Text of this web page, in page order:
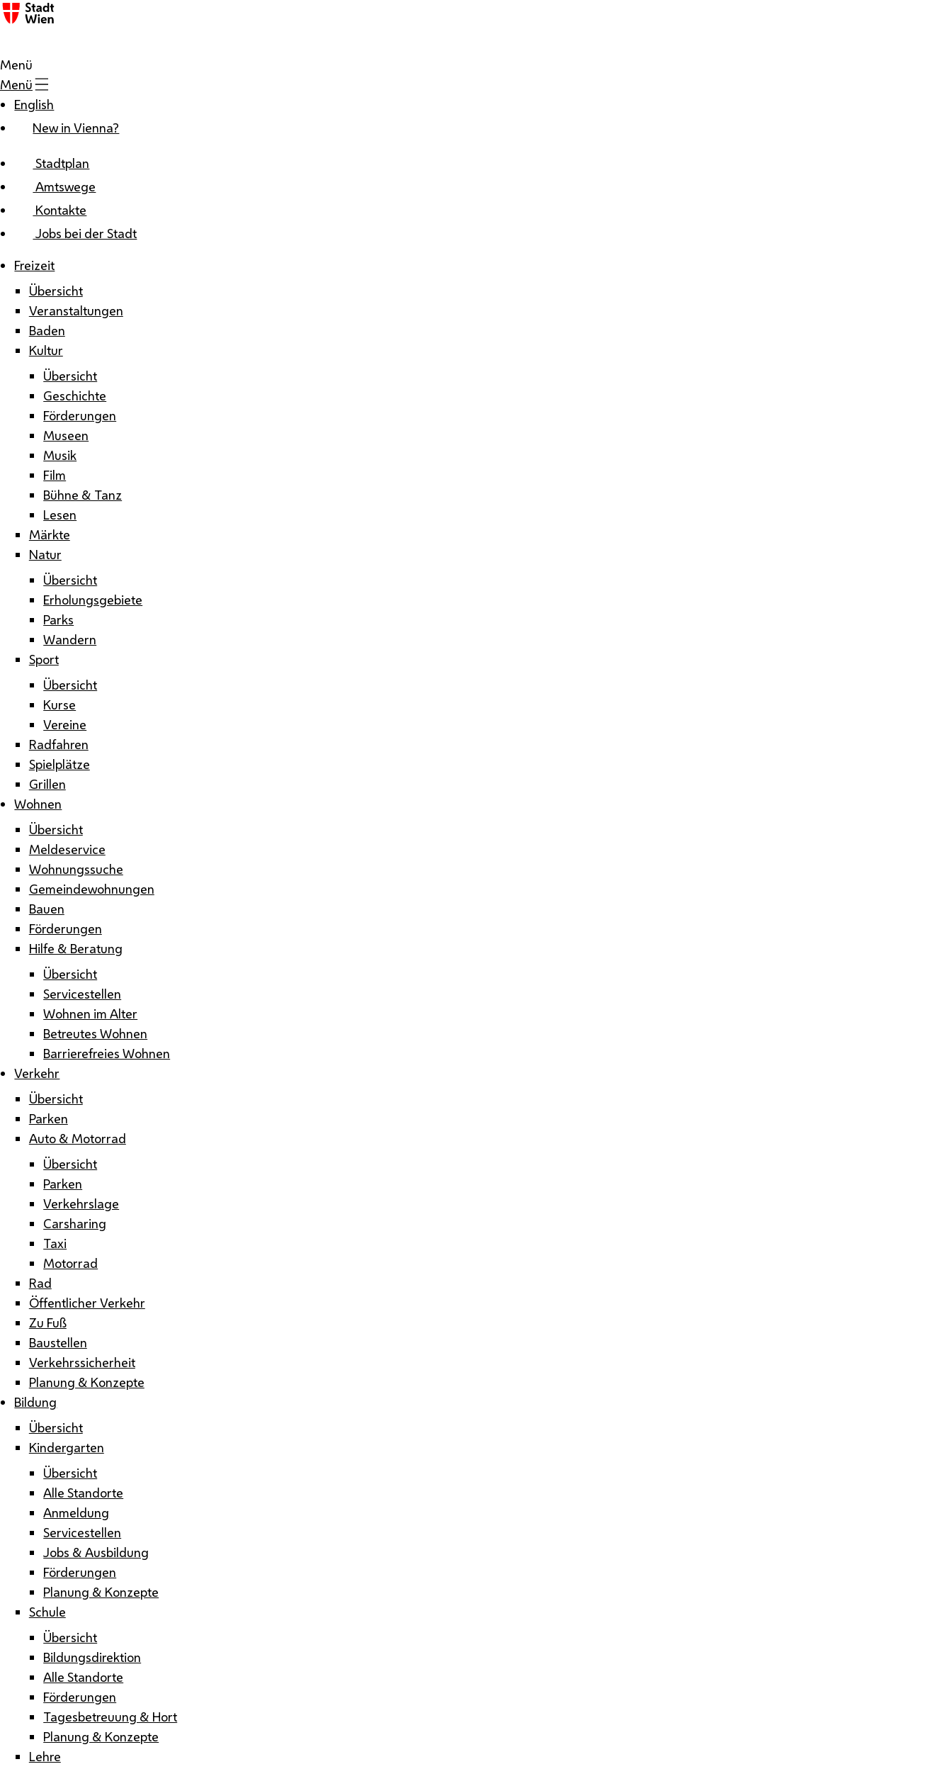
Zum Inhalt
Menü
Menü
English
New in Vienna?
Stadtplan
Amtswege
Kontakte
Jobs bei der Stadt
Freizeit
Übersicht
Veranstaltungen
Baden
Kultur
Übersicht
Geschichte
Förderungen
Museen
Musik
Film
Bühne & Tanz
Lesen
Märkte
Natur
Übersicht
Erholungsgebiete
Parks
Wandern
Sport
Übersicht
Kurse
Vereine
Radfahren
Spielplätze
Grillen
Wohnen
Übersicht
Meldeservice
Wohnungssuche
Gemeindewohnungen
Bauen
Förderungen
Hilfe & Beratung
Übersicht
Servicestellen
Wohnen im Alter
Betreutes Wohnen
Barrierefreies Wohnen
Verkehr
Übersicht
Parken
Auto & Motorrad
Übersicht
Parken
Verkehrslage
Carsharing
Taxi
Motorrad
Rad
Öffentlicher Verkehr
Zu Fuß
Baustellen
Verkehrssicherheit
Planung & Konzepte
Bildung
Übersicht
Kindergarten
Übersicht
Alle Standorte
Anmeldung
Servicestellen
Jobs & Ausbildung
Förderungen
Planung & Konzepte
Schule
Übersicht
Bildungsdirektion
Alle Standorte
Förderungen
Tagesbetreuung & Hort
Planung & Konzepte
Lehre